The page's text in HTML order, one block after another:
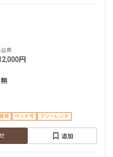
階数などの絞り込みが
る
円
無
貸 ペット可 フリーレント
追加